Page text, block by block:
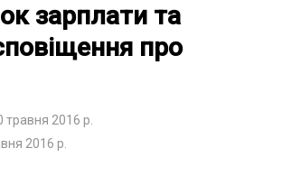
зарплати та
про
травня 2016 р.
2016 р.